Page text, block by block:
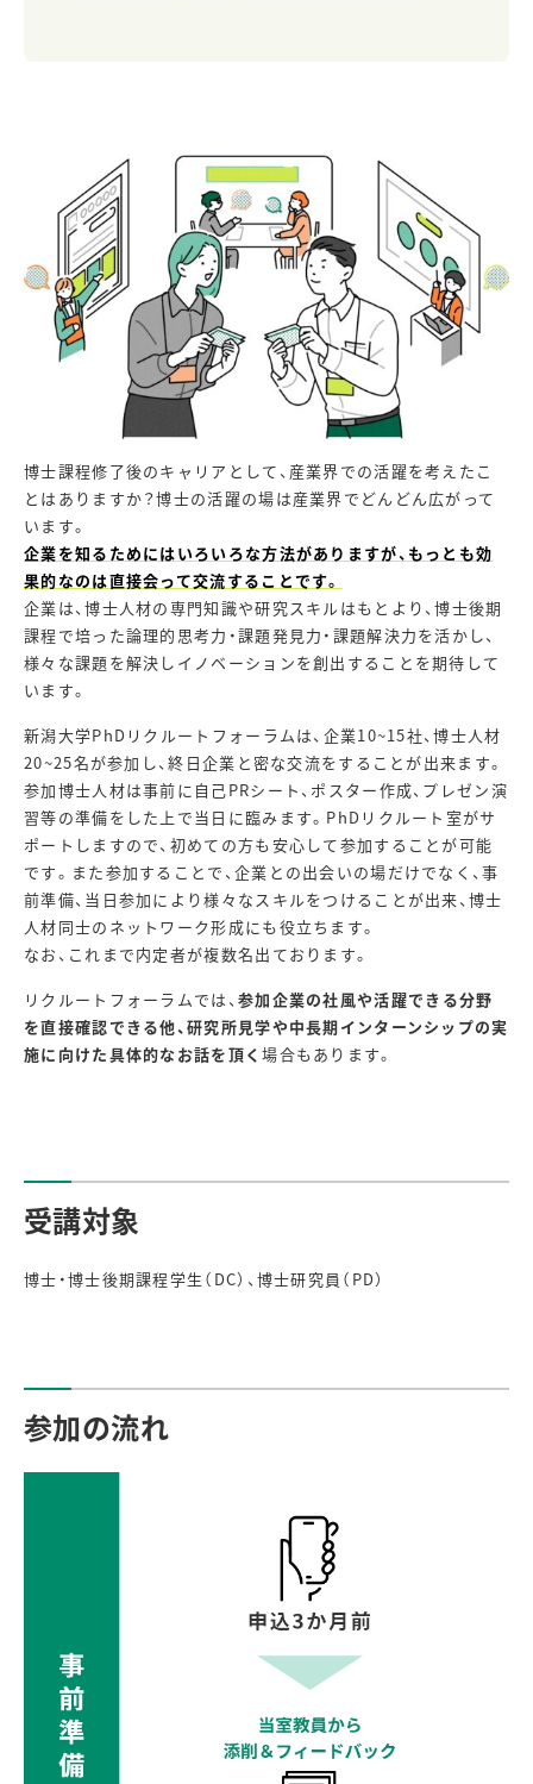
博士課程修了後のキャリアとして、産業界での活躍を考えたこ
とはありますか？博士の活躍の場は産業界でどんどん広がって
います。
企業を知るためにはいろいろな方法がありますが、もっとも効
果的なのは直接会って交流することです。
企業は、博士人材の専門知識や研究スキルはもとより、博士後期
課程で培った論理的思考力・課題発見力・課題解決力を活かし、
様々な課題を解決しイノベーションを創出することを期待して
います。
新潟大学PhDリクルートフォーラムは、企業10~15社、博士人材
20~25名が参加し、終日企業と密な交流をすることが出来ます。
参加博士人材は事前に自己PRシート、ポスター作成、プレゼン演
習等の準備をした上で当日に臨みます。PhDリクルート室がサ
ポートしますので、初めての方も安心して参加することが可能
です。また参加することで、企業との出会いの場だけでなく、事
前準備、当日参加により様々なスキルをつけることが出来、博士
人材同士のネットワーク形成にも役立ちます。
なお、これまで内定者が複数名出ております。
リクルートフォーラムでは、 参加企業の社風や活躍できる分野
を直接確認できる他、研究所見学や中長期インターンシップの実
施に向けた具体的なお話を頂く場合もあります。
受講対象
博士・博士後期課程学生（DC）、博士研究員（PD）
参加の流れ